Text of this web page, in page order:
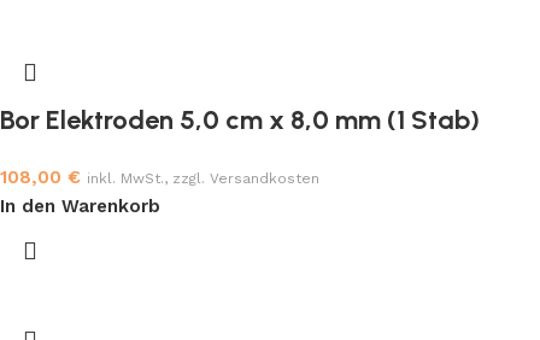
Bor Elektroden 5,0 cm x 8,0 mm (1 Stab)
108,00 € inkl. MwSt., zzgl. Versandkosten
In den Warenkorb